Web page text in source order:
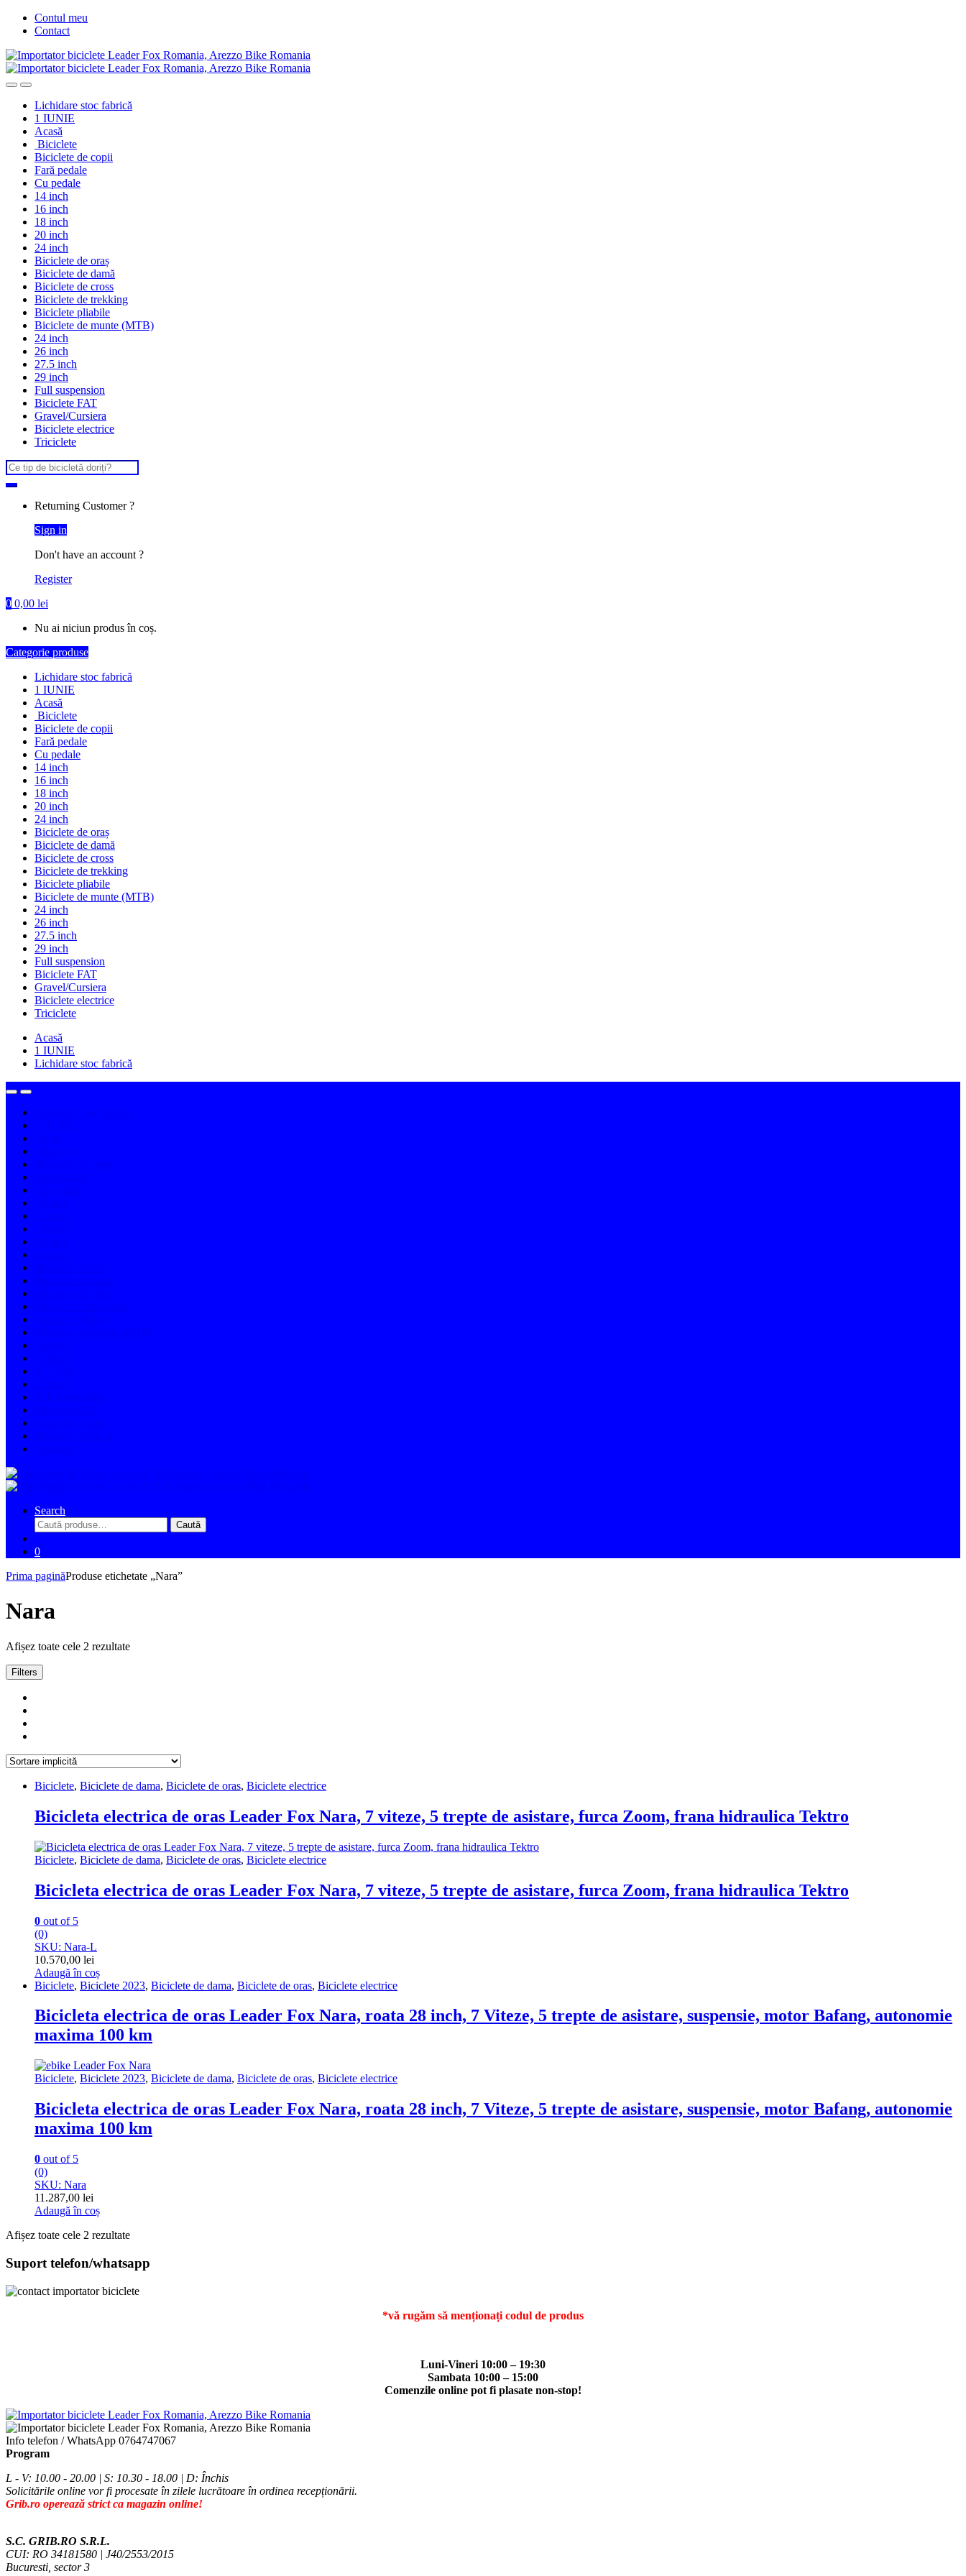
Skip
Skip
Contul meu
Contact
Lichidare stoc fabrică
1 IUNIE
Acasă
Biciclete
Biciclete de copii
Fară pedale
Cu pedale
14 inch
16 inch
18 inch
20 inch
24 inch
Biciclete de oraș
Biciclete de damă
Biciclete de cross
Biciclete de trekking
Biciclete pliabile
Biciclete de munte (MTB)
24 inch
26 inch
27.5 inch
29 inch
Full suspension
Biciclete FAT
Gravel/Cursiera
Biciclete electrice
Triciclete
Search
for:
Returning Customer ?
Sign in
Don't have an account ?
Register
0 0,00 lei
Nu ai niciun produs în coș.
Categorie produse
Lichidare stoc fabrică
1 IUNIE
Acasă
Biciclete
Biciclete de copii
Fară pedale
Cu pedale
14 inch
16 inch
18 inch
20 inch
24 inch
Biciclete de oraș
Biciclete de damă
Biciclete de cross
Biciclete de trekking
Biciclete pliabile
Biciclete de munte (MTB)
24 inch
26 inch
27.5 inch
29 inch
Full suspension
Biciclete FAT
Gravel/Cursiera
Biciclete electrice
Triciclete
Acasă
1 IUNIE
Lichidare stoc fabrică
Search
Caută
după:
Caută
0
Prima paginăProduse etichetate „Nara”
Nara
Afișez toate cele 2 rezultate
Filters
Biciclete, Biciclete de dama, Biciclete de oras, Biciclete electrice
Bicicleta electrica de oras Leader Fox Nara, 7 viteze, 5 trepte de asistare, furca Zoom, frana hidraulica Tektro
Biciclete, Biciclete de dama, Biciclete de oras, Biciclete electrice
Bicicleta electrica de oras Leader Fox Nara, 7 viteze, 5 trepte de asistare, furca Zoom, frana hidraulica Tektro
0 out of 5
(0)
SKU: Nara-L
10.570,00 lei
Adaugă în coș
Biciclete, Biciclete 2023, Biciclete de dama, Biciclete de oras, Biciclete electrice
Bicicleta electrica de oras Leader Fox Nara, roata 28 inch, 7 Viteze, 5 trepte de asistare, suspensie, motor Bafang, autonomie
maxima 100 km
Biciclete, Biciclete 2023, Biciclete de dama, Biciclete de oras, Biciclete electrice
Bicicleta electrica de oras Leader Fox Nara, roata 28 inch, 7 Viteze, 5 trepte de asistare, suspensie, motor Bafang, autonomie
maxima 100 km
0 out of 5
(0)
SKU: Nara
11.287,00 lei
Adaugă în coș
Afișez toate cele 2 rezultate
Suport telefon/whatsapp
*vă rugăm să menționați codul de produs
Luni-Vineri 10:00 – 19:30
Sambata 10:00 – 15:00
Comenzile online pot fi plasate non-stop!
Info telefon / WhatsApp 0764747067
Program
L - V: 10.00 - 20.00 | S: 10.30 - 18.00 | D: Închis
Solicitările online vor fi procesate în zilele lucrătoare în ordinea recepționării.
Grib.ro operează strict ca magazin online!
S.C. GRIB.RO S.R.L.
CUI: RO 34181580 | J40/2553/2015
Bucuresti, sector 3